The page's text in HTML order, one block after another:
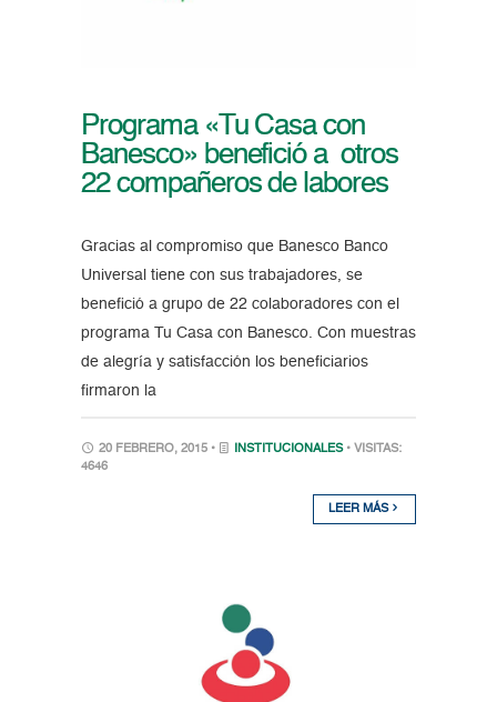
Programa «Tu Casa con
Banesco» benefició a otros
22 compañeros de labores
Gracias al compromiso que Banesco Banco
Universal tiene con sus trabajadores, se
benefició a grupo de 22 colaboradores con el
programa Tu Casa con Banesco. Con muestras
de alegría y satisfacción los beneficiarios
firmaron la
20 FEBRERO, 2015 • INSTITUCIONALES • VISITAS:
4646
LEER MÁS